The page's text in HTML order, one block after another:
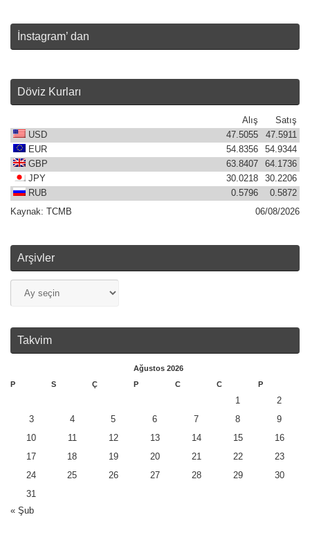
İnstagram’ dan
Döviz Kurları
Satış
Alış
USD
47.5911
47.5055
EUR
54.9344
54.8356
GBP
64.1736
63.8407
JPY
30.2206
30.0218
RUB
0.5872
0.5796
Kaynak:
TCMB 06/08/2026
Arşivler
Takvim
Ağustos 2026
P
S Ç P C C P
1
2
3
4 5 6 7 8
9
10
11 12 13 14 15
16
17
18 19 20 21 22
23
24
25 26 27 28 29
30
31
« Şub